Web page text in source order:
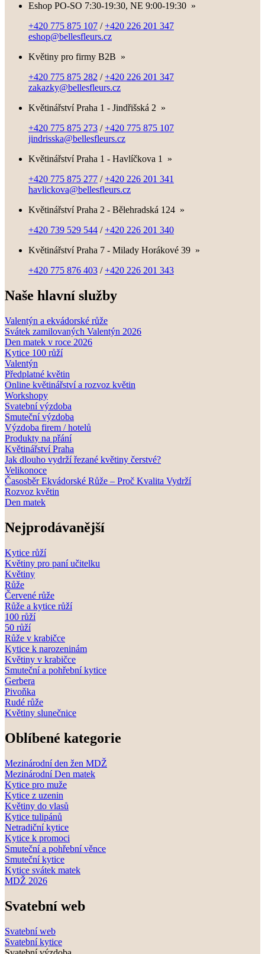
Eshop PO-SO 7:30-19:30, NE 9:00-19:30 »
+420 775 875 107 /+420 226 201 347
eshop@bellesfleurs.cz
Květiny pro firmy B2B »
+420 775 875 282 /+420 226 201 347
zakazky@bellesfleurs.cz
Květinářství Praha 1 - Jindřišská 2 »
+420 775 875 273 /+420 775 875 107
jindrisska@bellesfleurs.cz
Květinářství Praha 1 - Havlíčkova 1
»
+420 775 875 277 /+420 226 201 341
havlickova@bellesfleurs.cz
Květinářství Praha 2 - Bělehradská 124 »
+420 739 529 544 /+420 226 201 340
Květinářství Praha 7 - Milady Horákové 39 »
+420 775 876 403 /+420 226 201 343
Naše hlavní služby
Valentýn a ekvádorské růže
Svátek zamilovaných Valentýn 2026
Den matek v roce 2026
Kytice 100 růží
Valentýn
Předplatné květin
Online květinářství a rozvoz květin
Workshopy
Svatební výzdoba
Smuteční výzdoba
Výzdoba firem / hotelů
Produkty na přání
Květinářství Praha
Jak dlouho vydrží řezané květiny čerstvé?
Velikonoce
Časosběr Ekvádorské Růže – Proč Kvalita Vydrží
Rozvoz květin
Den matek
Nejprodávanější
Kytice růží
Květiny pro paní učitelku
Květiny
Růže
Červené růže
Růže a kytice růží
100 růží
50 růží
Růže v krabičce
Kytice k narozeninám
Květiny v krabičce
Smuteční a pohřební kytice
Gerbera
Pivoňka
Rudé růže
Květiny slunečnice
Oblíbené kategorie
Mezinárodní den žen MDŽ
Mezinárodní Den matek
Kytice pro muže
Kytice z uzenin
Květiny do vlasů
Kytice tulipánů
Netradiční kytice
Kytice k promoci
Smuteční a pohřební věnce
Smuteční kytice
Kytice svátek matek
MDŽ 2026
Svatební web
Svatební web
Svatební kytice